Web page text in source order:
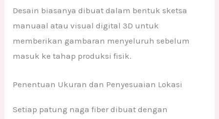
Desain biasanya dibuat dalam bentuk sketsa
manuaal atau visual digital 3D untuk
memberikan gambaran menyeluruh sebelum
masuk ke tahap produksi fisik.
Penentuan Ukuran dan Penyesuaian Lokasi
Setiap patung naga fiber dibuat dengan